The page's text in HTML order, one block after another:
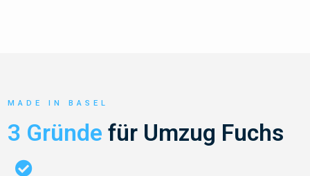
MADE IN BASEL
3 Gründe für Umzug Fuchs